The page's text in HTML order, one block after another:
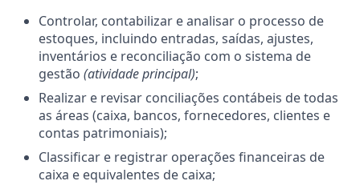
Controlar, contabilizar e analisar o processo de
estoques, incluindo entradas, saídas, ajustes,
inventários e reconciliação com o sistema de
gestão (atividade principal);
Realizar e revisar conciliações contábeis de todas
as áreas (caixa, bancos, fornecedores, clientes e
contas patrimoniais);
Classificar e registrar operações financeiras de
caixa e equivalentes de caixa;